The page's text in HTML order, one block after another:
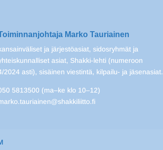
Marko Tauriainen
ja järjestöasiat, sidosryhmät ja
asiat, Shakki-lehti (numeroon
2024 asti), sisäinen viestintä, kilpailu- ja jäsenasiat.
5813500 (ma–ke klo 10–12)